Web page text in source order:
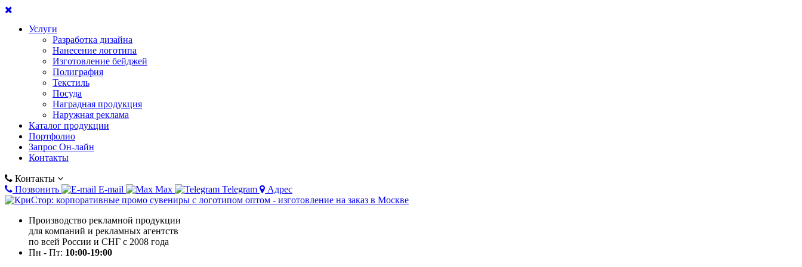
Услуги
Разработка дизайна
Нанесение логотипа
Изготовление бейджей
Полиграфия
Текстиль
Посуда
Наградная продукция
Наружная реклама
Каталог продукции
Портфолио
Запрос Он-лайн
Контакты
Контакты
Позвонить
E-mail Max Telegram Адрес
Производство рекламной продукции
для компаний и рекламных агентств
по всей России и СНГ с 2008 года
Пн - Пт: 10:00-19:00